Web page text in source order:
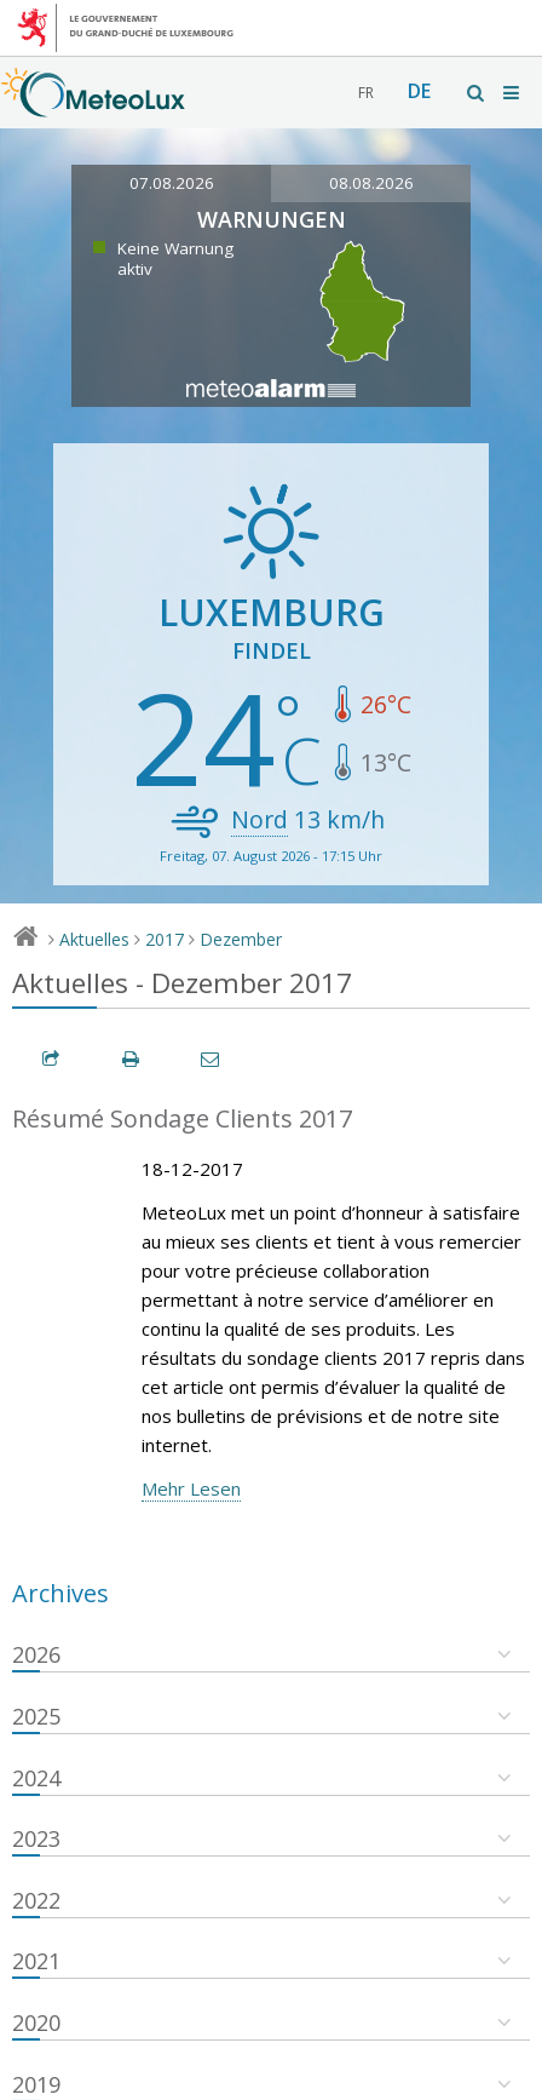
FR DE
07.08.2026 08.08.2026
WARNUNGEN
Keine Warnung
aktiv
LUXEMBURG
FINDEL
24 26°C
13°C
Nord 13 km/h
Freitag, 07. August 2026 - 17:15 Uhr
> Aktuelles > 2017 > Dezember
Aktuelles - Dezember 2017
Résumé Sondage Clients 2017
18-12-2017
MeteoLux met un point d’honneur à satisfaire
au mieux ses clients et tient à vous remercier
pour votre précieuse collaboration
permettant à notre service d’améliorer en
continu la qualité de ses produits. Les
résultats du sondage clients 2017 repris dans
cet article ont permis d’évaluer la qualité de
nos bulletins de prévisions et de notre site
internet.
Mehr Lesen
Archives
2026
2025
2024
2023
2022
2021
2020
2019